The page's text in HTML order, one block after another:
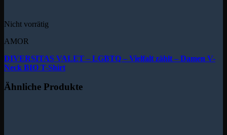
Nicht vorrätig
AMOR
DIVERSITAS VALET – LGBTQ – Vielfalt zählt – Damen V-
Neck BIO T-Shirt
Ähnliche Produkte